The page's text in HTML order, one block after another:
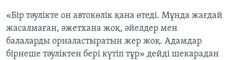
«Бір тәулікте он автокөлік қана өтеді. Мұнда жағдай
жасалмаған, әжетхана жоқ, әйелдер мен
балаларды орналастыратын жер жоқ. Адамдар
бірнеше тәуліктен бері күтіп тұр» дейді шекарадан